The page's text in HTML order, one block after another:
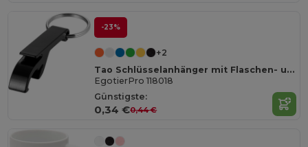
-23%
+2
Tao Schlüsselanhänger mit Flaschen- und Dosenöffner
EgotierPro 118018
Günstigste:
0,34 €0,44 €